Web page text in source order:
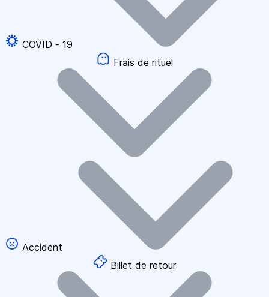
COVID - 19
Frais de rituel
Accident
Billet de retour